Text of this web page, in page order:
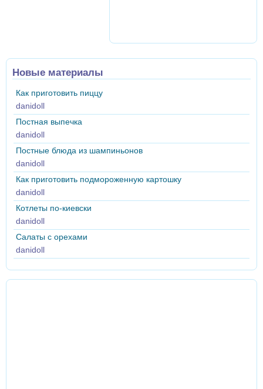
Новые материалы
Как приготовить пиццу
danidoll
Постная выпечка
danidoll
Постные блюда из шампиньонов
danidoll
Как приготовить подмороженную картошку
danidoll
Котлеты по-киевски
danidoll
Салаты с орехами
danidoll